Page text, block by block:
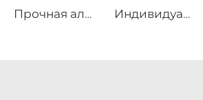
Прочная алюминиевая складская конструкция | Бескаркасный промышленный складской шатёр для логистики и производства
Индивидуализируемый сборно-разборный уличный шатёр | Высокопроизводительная водонепроницаемая экологичная конструкция для курортов